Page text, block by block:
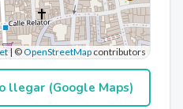
| ©OpenStreetMap contributors
llegar (Google Maps)